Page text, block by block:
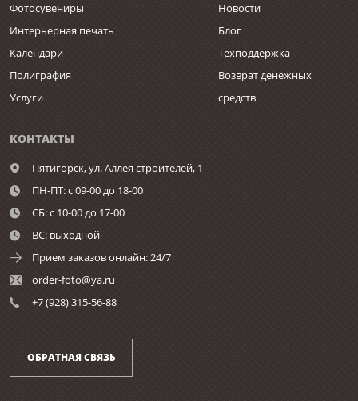
Фотосувениры
Интерьерная печать
Календари
Полиграфия
Услуги
Новости
Блог
Техподдержка
Возврат денежных
средств
КОНТАКТЫ
Пятигорск,ул. Аллея строителей, 1
ПН-ПТ: с 09-00 до 18-00
СБ: с 10-00 до 17-00
ВС: выходной
Прием заказов онлайн: 24/7
order-foto@ya.ru
+7 (928) 315-56-88
ОБРАТНАЯ СВЯЗЬ